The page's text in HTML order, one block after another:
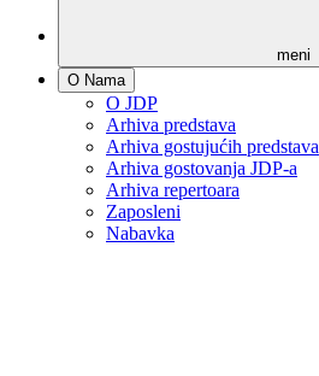
meni
O Nama
O JDP
Arhiva predstava
Arhiva gostujućih predstava
Arhiva gostovanja JDP-a
Arhiva repertoara
Zaposleni
Nabavka